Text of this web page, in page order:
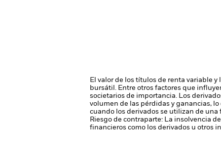
El valor de los títulos de renta variable
bursátil. Entre otros factores que
societarios de importancia. Los
volumen de las pérdidas y ganancias,
cuando los derivados se utilizan de
Riesgo de contraparte: La insolvencia
financieros como los derivados u otros